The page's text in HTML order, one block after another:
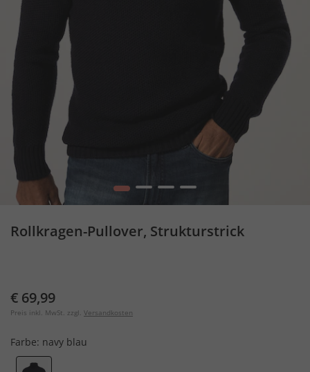
1 2 3 4
Rollkragen-Pullover, Strukturstrick
€ 69,99
Preis inkl. MwSt. zzgl. Versandkosten
Farbe: navy blau